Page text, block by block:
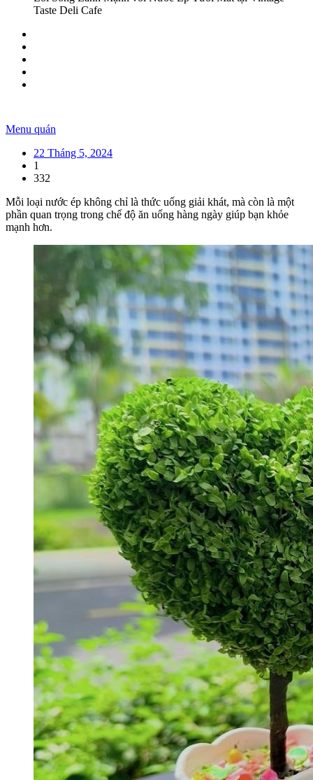
Taste Deli Cafe
Menu quán
22 Tháng 5, 2024
1
332
Mỗi loại nước ép không chỉ là thức uống giải khát, mà còn là một
phần quan trọng trong chế độ ăn uống hàng ngày giúp bạn khỏe
mạnh hơn.